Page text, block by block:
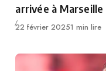
arrivée à Marseille
Publié
22 février 20251 min lire